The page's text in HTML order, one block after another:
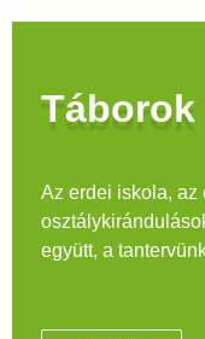
Táborok
Az erdei iskola, az
együtt, a